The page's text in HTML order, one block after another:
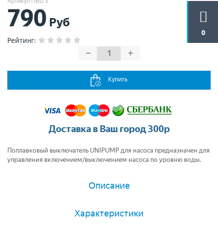
0
790 Руб
Рейтинг:
− +
Купить
Доставка в Ваш город 300р
Поплавковый выключатель UNIPUMP для насоса предназначен для
управления включением/выключением насоса по уровню воды.
Описание
Характеристики